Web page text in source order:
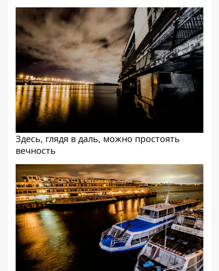
Здесь, глядя в даль, можно простоять
вечность